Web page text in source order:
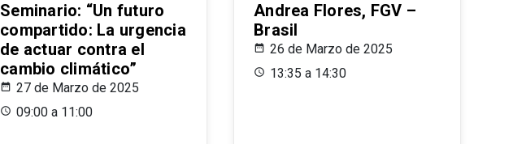
Seminario: “Un futuro
compartido: La urgencia
de actuar contra el
cambio climático”
27 de Marzo de 2025
09:00 a 11:00
Andrea Flores, FGV –
Brasil
26 de Marzo de 2025
13:35 a 14:30